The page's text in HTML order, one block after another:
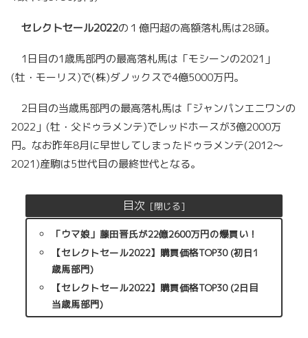
セレクトセール2022の１億円超の高額落札馬は28頭。
1日目の1歳馬部門の最高落札馬は「モシーンの2021」
(牡・モーリス)で(株)ダノックスで4億5000万円。
2日目の当歳馬部門の最高落札馬は「ジャンパンエニワンの
2022」(牡・父ドゥラメンテ)でレッドホースが3億2000万
円。なお昨年8月に早世してしまったドゥラメンテ(2012～
2021)産駒は5世代目の最終世代となる。
目次
「ウマ娘」藤田晋氏が22億2600万円の爆買い！
【セレクトセール2022】購買価格TOP30 (初日1
歳馬部門)
【セレクトセール2022】購買価格TOP30 (2日目
当歳馬部門)